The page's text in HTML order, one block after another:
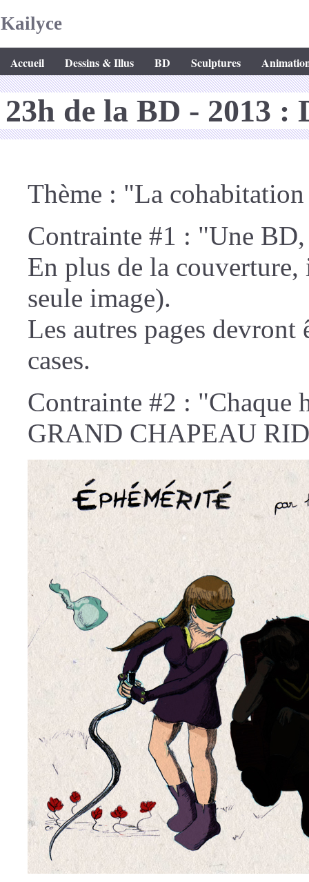
Kailyce
Accueil Dessins & Illus BD Sculptures
23h de la BD - 2013 :
Thème : "La
Contrainte #1 : "Une
En plus de la couverture,
seule image).
Les autres pages
cases.
Contrainte #2 : "Chaque
GRAND CHAPEAU